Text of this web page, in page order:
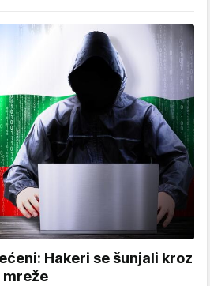
Hakeri se šunjali kroz
mreže